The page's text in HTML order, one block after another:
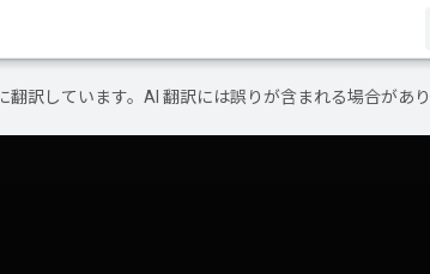
訳しています。AI 翻訳には誤りが含まれる場合があ